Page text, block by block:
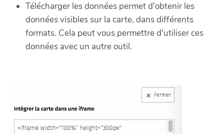
Télécharger les données permet d'obtenir les
données visibles sur la carte, dans différents
formats. Cela peut vous permettre d'utiliser ces
données avec un autre outil.